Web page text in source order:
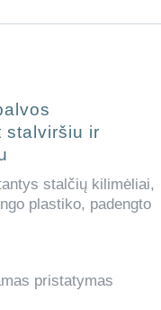
stalviršiu ir
stalčių kilimėliai,
plastiko, padengto
pristatymas